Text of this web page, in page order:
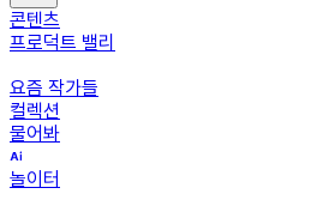
콘텐츠
프로덕트 밸리
요즘 작가들
컬렉션
물어봐
놀이터